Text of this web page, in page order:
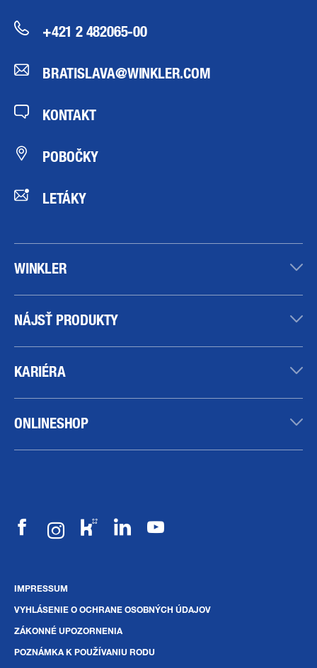
+421 2 482065-00
BRATISLAVA@WINKLER.COM
KONTAKT
POBOČKY
LETÁKY
WINKLER
NÁJSŤ PRODUKTY
KARIÉRA
ONLINESHOP
IMPRESSUM
VYHLÁSENIE O OCHRANE OSOBNÝCH ÚDAJOV
ZÁKONNÉ UPOZORNENIA
POZNÁMKA K POUŽÍVANIU RODU